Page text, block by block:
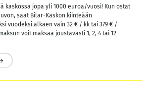
kaskossa jopa yli 1000 euroa/vuosi! Kun ostat
saat Bilar-Kaskon kiinteään
vuodeksi alkaen vain 32 € / kk tai 379 € /
voit maksaa joustavasti 1, 2, 4 tai 12